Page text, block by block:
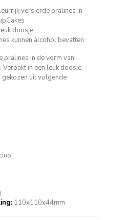
versierde pralines in
doosje
kunnen alcohol bevatten
pralines in de vorm van
in een leuk doosje.
uit volgende
110x110x44mm